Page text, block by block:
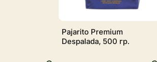
Pajarito Premium
Despalada, 500 гр.